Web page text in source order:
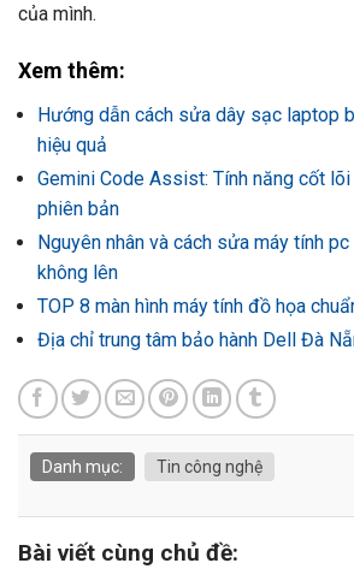
của mình.
Xem thêm:
Hướng dẫn cách sửa dây sạc laptop
hiệu quả
Gemini Code Assist: Tính năng cốt
phiên bản
Nguyên nhân và cách sửa máy tính
không lên
TOP 8 màn hình máy tính đồ họa
Địa chỉ trung tâm bảo hành Dell Đà
Danh mục: Tin công nghệ
Bài viết cùng chủ đề: